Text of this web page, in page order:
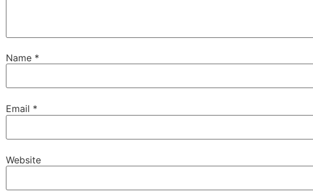
Name *
Email *
Website